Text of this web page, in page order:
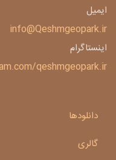
ایمیل
info@Qeshmgeopark.ir
اینستاگرام
qeshmgeopark.ir/
دانلودها
گالری